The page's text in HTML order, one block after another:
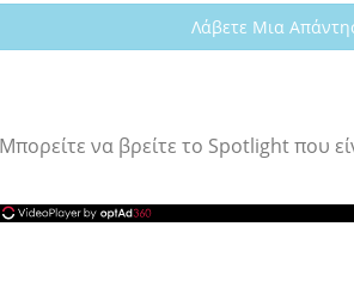
Λάβετε Μια
Μπορείτε να βρείτε το Spotlight που